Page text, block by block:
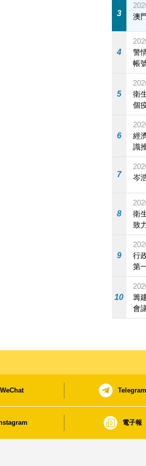
3
澳
4
警
帳
5
衛
個
施
6
經
識
7
岑
8
衛
致
9
行
第
10
籌
會
WeChat Telegram
電子報